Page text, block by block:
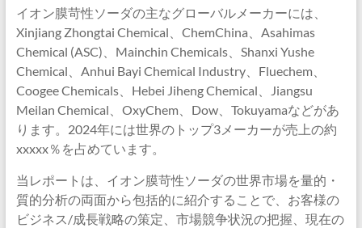
イオン膜苛性ソーダの主なグローバルメーカーには、
Xinjiang Zhongtai Chemical、ChemChina、Asahimas
Chemical (ASC)、Mainchin Chemicals、Shanxi Yushe
Chemical、Anhui Bayi Chemical Industry、Fluechem、
Coogee Chemicals、Hebei Jiheng Chemical、Jiangsu
Meilan Chemical、OxyChem、Dow、Tokuyamaなどがあ
ります。2024年には世界のトップ3メーカーが売上の約
xxxxx％を占めています。
当レポートは、イオン膜苛性ソーダの世界市場を量的・
質的分析の両面から包括的に紹介することで、お客様の
ビジネス/成長戦略の策定、市場競争状況の把握、現在の